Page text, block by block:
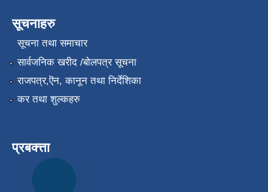
सूचनाहरु
सूचना तथा समाचार
सार्वजनिक खरीद /बोलपत्र सूचना
राजपत्र,ऎन, कानून तथा निर्देशिका
कर तथा शुल्कहरु
प्रबक्त्ता